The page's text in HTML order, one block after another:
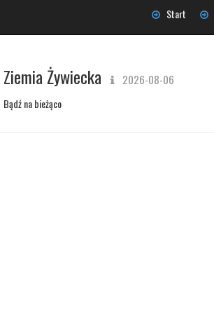
Start
Ziemia Żywiecka 2026-08-06
Bądź na bieżąco